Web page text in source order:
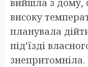
високу
планувала
під’їзді